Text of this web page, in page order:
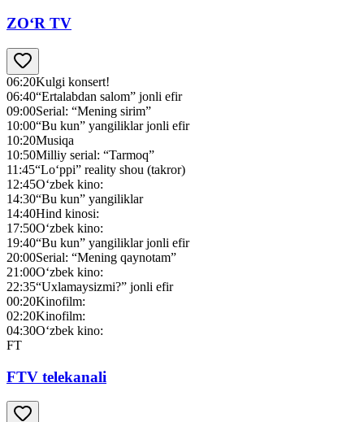
ZO‘R TV
06:20Kulgi konsert!
06:40“Ertalabdan salom” jonli efir
09:00Serial: “Mening sirim”
10:00“Bu kun” yangiliklar jonli efir
10:20Musiqa
10:50Milliy serial: “Tarmoq”
11:45“Lo‘ppi” reality shou (takror)
12:45O‘zbek kino:
14:30“Bu kun” yangiliklar
14:40Hind kinosi:
17:50O‘zbek kino:
19:40“Bu kun” yangiliklar jonli efir
20:00Serial: “Mening qaynotam”
21:00O‘zbek kino:
22:35“Uxlamaysizmi?” jonli efir
00:20Kinofilm:
02:20Kinofilm:
04:30O‘zbek kino:
FT
FTV telekanali